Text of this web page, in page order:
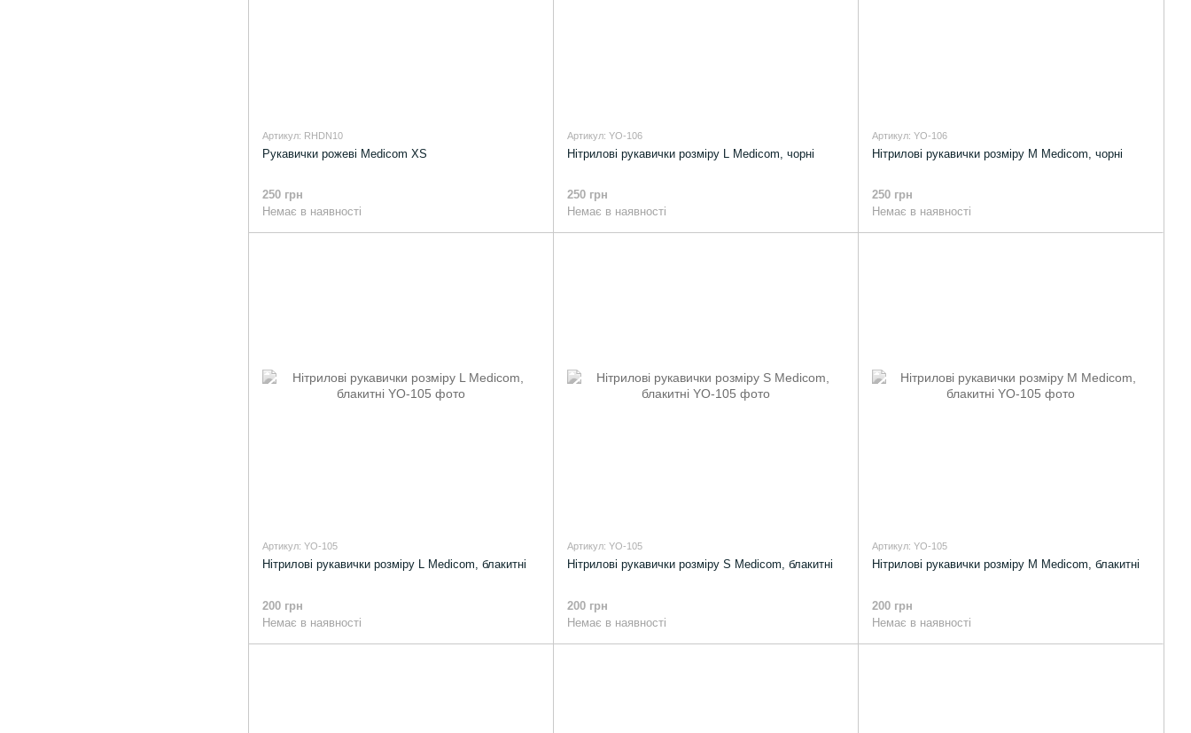
Артикул: RHDN10
Рукавички рожеві Medicom XS
250 грн
Немає в наявності
Артикул: YO-106
Нітрилові рукавички розміру L Medicom, чорні
250 грн
Немає в наявності
Артикул: YO-106
Нітрилові рукавички розміру M Medicom, чорні
250 грн
Немає в наявності
Артикул: YO-105
Нітрилові рукавички розміру L Medicom, блакитні
200 грн
Немає в наявності
Артикул: YO-105
Нітрилові рукавички розміру S Medicom, блакитні
200 грн
Немає в наявності
Артикул: YO-105
Нітрилові рукавички розміру M Medicom, блакитні
200 грн
Немає в наявності